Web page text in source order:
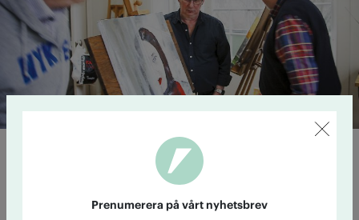
Konst ger föreningen nytt liv
Sedan i höstas presenterar IOGT-NTO:s
förening Torekälla i Södertälje varje månad en konstnär som
får ställa ut sina alster i Café Lyktans lokaler. I februari var det
Prenumerera på vårt nyhetsbrev